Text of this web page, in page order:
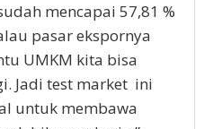
mencapai 57,81 %
pasar ekspornya
UMKM kita bisa
Jadi test market ini
untuk membawa